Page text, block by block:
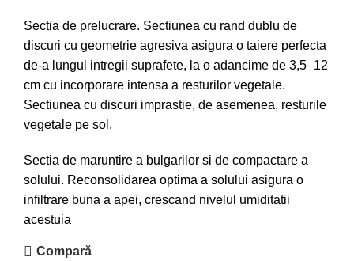
Sectia de prelucrare. Sectiunea cu rand dublu de
discuri cu geometrie agresiva asigura o taiere perfecta
de-a lungul intregii suprafete, la o adancime de 3,5–12
cm cu incorporare intensa a resturilor vegetale.
Sectiunea cu discuri imprastie, de asemenea, resturile
vegetale pe sol.
Sectia de maruntire a bulgarilor si de compactare a
solului. Reconsolidarea optima a solului asigura o
infiltrare buna a apei, crescand nivelul umiditatii
acestuia
Compară